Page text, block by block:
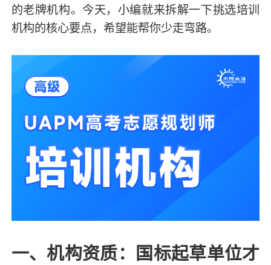
的老牌机构。今天，小编就来拆解一下挑选培训
机构的核心要点，希望能帮你少走弯路。
一、机构资质：国标起草单位才